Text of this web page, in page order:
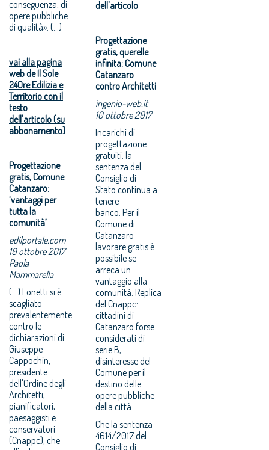
conseguenza, di
opere pubbliche
di qualità». (...)
vai alla pagina
web de Il Sole
24Ore Edilizia e
Territorio con il
testo
dell'articolo (su
abbonamento)
Progettazione
gratis, Comune
Catanzaro:
‘vantaggi per
tutta la
comunità’
edilportale.com
10 ottobre 2017
Paola
Mammarella
(...) Lonetti si è
scagliato
prevalentemente
contro le
dichiarazioni di
Giuseppe
Cappochin,
presidente
dell'Ordine degli
Architetti,
pianificatori,
paesaggisti e
conservatori
(Cnappc), che
dell'articolo
Progettazione
gratis, querelle
infinita: Comune
Catanzaro
contro Architetti
ingenio-web.it
10 ottobre 2017
Incarichi di
progettazione
gratuiti: la
sentenza del
Consiglio di
Stato continua a
tenere
banco. Per il
Comune di
Catanzaro
lavorare gratis è
possibile se
arreca un
vantaggio alla
comunità. Replica
del Cnappc:
cittadini di
Catanzaro forse
considerati di
serie B,
disinteresse del
Comune per il
destino delle
opere pubbliche
della città.
Che la sentenza
4614/2017 del
Consiglio di